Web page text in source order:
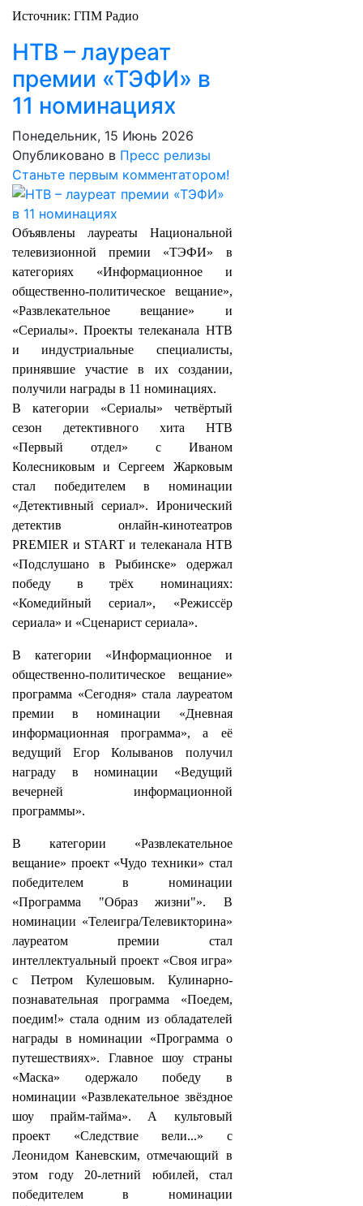
Источник: ГПМ Радио
НТВ – лауреат
премии «ТЭФИ» в
11 номинациях
Понедельник, 15 Июнь 2026
Опубликовано в Пресс релизы
Станьте первым комментатором!
Объявлены лауреаты Национальной
телевизионной премии «ТЭФИ» в
категориях «Информационное и
общественно-политическое вещание»,
«Развлекательное вещание» и
«Сериалы». Проекты телеканала НТВ
и индустриальные специалисты,
принявшие участие в их создании,
получили награды в 11 номинациях.
В категории «Сериалы» четвёртый
сезон детективного хита НТВ
«Первый отдел» с Иваном
Колесниковым и Сергеем Жарковым
стал победителем в номинации
«Детективный сериал». Иронический
детектив онлайн-кинотеатров
PREMIER и START и телеканала НТВ
«Подслушано в Рыбинске» одержал
победу в трёх номинациях:
«Комедийный сериал», «Режиссёр
сериала» и «Сценарист сериала».
В категории «Информационное и
общественно-политическое вещание»
программа «Сегодня» стала лауреатом
премии в номинации «Дневная
информационная программа», а её
ведущий Егор Колыванов получил
награду в номинации «Ведущий
вечерней информационной
программы».
В категории «Развлекательное
вещание» проект «Чудо техники» стал
победителем в номинации
«Программа "Образ жизни"». В
номинации «Телеигра/Телевикторина»
лауреатом премии стал
интеллектуальный проект «Своя игра»
с Петром Кулешовым. Кулинарно-
познавательная программа «Поедем,
поедим!» стала одним из обладателей
награды в номинации «Программа о
путешествиях». Главное шоу страны
«Маска» одержало победу в
номинации «Развлекательное звёздное
шоу прайм-тайма». А культовый
проект «Следствие вели...» с
Леонидом Каневским, отмечающий в
этом году 20-летний юбилей, стал
победителем в номинации